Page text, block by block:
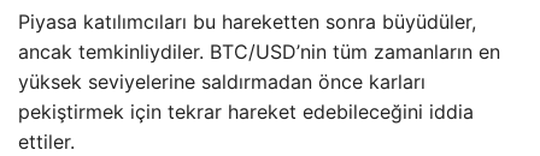
Piyasa katılımcıları bu hareketten sonra büyüdüler,
ancak temkinliydiler. BTC/USD’nin tüm zamanların en
yüksek seviyelerine saldırmadan önce karları
pekiştirmek için tekrar hareket edebileceğini iddia
ettiler.